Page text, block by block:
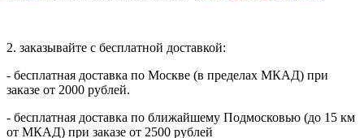
2. заказывайте с бесплатной доставкой:
- бесплатная доставка по Москве (в пределах МКАД) при
заказе от 2000 рублей.
- бесплатная доставка по ближайшему Подмосковью (до 15 км
от МКАД) при заказе от 2500 рублей